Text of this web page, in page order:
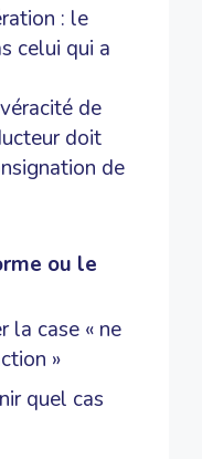
: le
celui qui a
de
doit
de
ou le
la case « ne
»
quel cas